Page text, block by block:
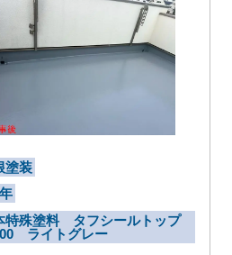
塗装
特殊塗料 タフシールトップ
ライトグレー